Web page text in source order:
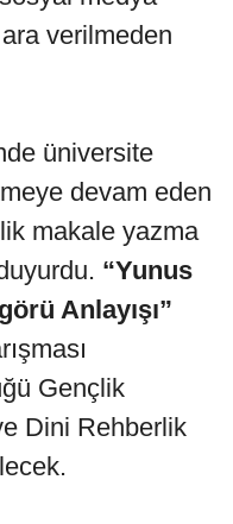
ara verilmeden
üniversite
devam eden
makale yazma
“Yunus
Anlayışı”
Gençlik
Dini Rehberlik